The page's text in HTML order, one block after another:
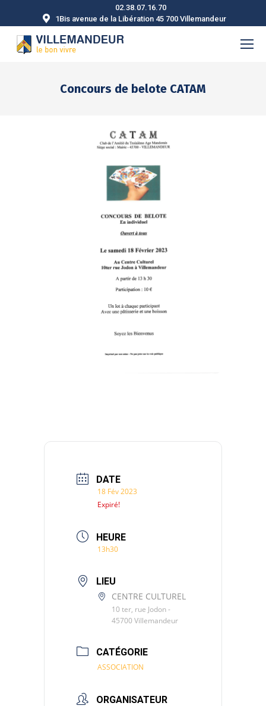
02.38.07.16.70
1Bis avenue de la Libération 45 700 Villemandeur
Concours de belote CATAM
DATE
18 Fév 2023
Expiré!
HEURE
13h30
LIEU
CENTRE CULTUREL
10 ter, rue Jodon -
45700 Villemandeur
CATÉGORIE
ASSOCIATION
ORGANISATEUR